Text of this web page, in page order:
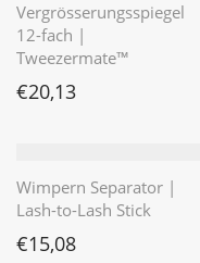
Vergrösserungsspiegel
12-fach |
Tweezermate™
€20,13
Wimpern Separator |
Lash-to-Lash Stick
€15,08